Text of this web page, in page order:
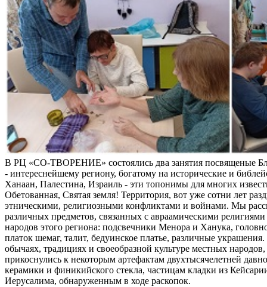
В РЦ «СО-ТВОРЕНИЕ» состоялись два занятия посвященые
- интереснейшему региону, богатому на исторические и
Ханаан, Палестина, Израиль - эти топонимы для многих
Обетованная, Святая земля! Территория, вот уже сотни лет
этническими, религиозными конфликтами и войнами. Мы
различных предметов, связанных с авраамическими религиями
народов этого региона: подсвечники Менора и Ханука,
платок шемаг, талит, бедуинское платье, различные
обычаях, традициях и своеобразной культуре местных
прикоснулись к некоторым артефактам двухтысячелетней
керамики и финикийского стекла, частицам кладки из
Иерусалима, обнаруженным в ходе раскопок.